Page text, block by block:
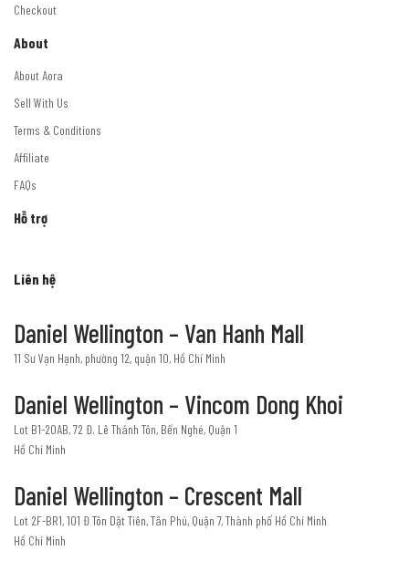
Checkout
About
About Aora
Sell With Us
Terms & Conditions
Affiliate
FAQs
Hỗ trợ
Liên hệ
Daniel Wellington – Van Hanh Mall
11 Sư Vạn Hạnh, phường 12, quận 10, Hồ Chí Minh
Daniel Wellington – Vincom Dong Khoi
Lot B1-20AB, 72 Đ. Lê Thánh Tôn, Bến Nghé, Quận 1
Hồ Chí Minh
Daniel Wellington – Crescent Mall
Lot 2F-BR1, 101 Đ Tôn Dật Tiên, Tân Phú, Quận 7, Thành phố Hồ Chí Minh
Hồ Chí Minh